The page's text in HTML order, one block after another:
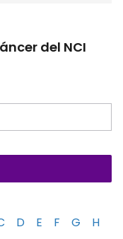
del NCI
D E F G
H